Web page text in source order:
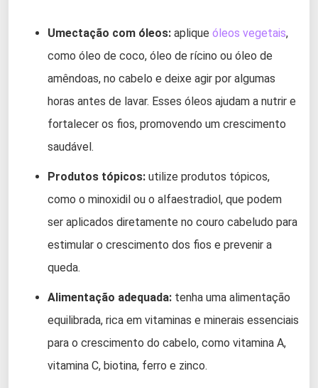
Umectação com óleos: aplique óleos vegetais,
como óleo de coco, óleo de rícino ou óleo de
amêndoas, no cabelo e deixe agir por algumas
horas antes de lavar. Esses óleos ajudam a nutrir e
fortalecer os fios, promovendo um crescimento
saudável.
Produtos tópicos: utilize produtos tópicos,
como o minoxidil ou o alfaestradiol, que podem
ser aplicados diretamente no couro cabeludo para
estimular o crescimento dos fios e prevenir a
queda.
Alimentação adequada: tenha uma alimentação
equilibrada, rica em vitaminas e minerais essenciais
para o crescimento do cabelo, como vitamina A,
vitamina C, biotina, ferro e zinco.